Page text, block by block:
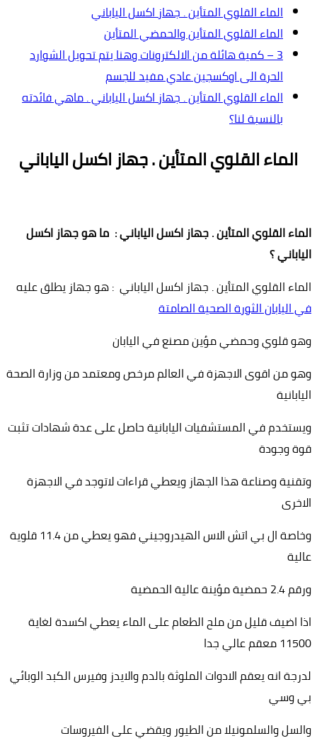
الماء القلوي المتأين . جهاز اكسل الياباني
الماء القلوي المتأين والحمضي المتأين
3 – كمية هائلة من الالكترونات وهنا يتم تحويل الشوارد
الحرة الى اوكسجين عادي مفيد للجسم
الماء القلوي المتأين . جهاز اكسل الياباني . ماهي فائدته
بالنسبة لنا؟
الماء القلوي المتأين . جهاز اكسل الياباني
الماء القلوي المتأين . جهاز اكسل الياباني : ما هو جهاز اكسل
الياباني ؟
الماء القلوي المتأين . جهاز اكسل الياباني : هو جهاز يطلق عليه
في اليابان الثورة الصحية الصامتة
وهو قلوي وحمضي مؤين مصنع في اليابان
وهو من اقوى الاجهزة في العالم مرخص ومعتمد من وزارة الصحة
اليابانية
ويستخدم في المستشفيات اليابانية حاصل على عدة شهادات تثبت
قوة وجودة
وتقنية وصناعة هذا الجهاز ويعطي قراءات لاتوجد في الاجهزة
الاخرى
وخاصة ال بي اتش الاس الهيدروجيني فهو يعطي من 11.4 قلوية
عالية
ورقم 2.4 حمضية مؤينة عالية الحمضية
اذا اضيف قليل من ملح الطعام على الماء يعطي اكسدة لغاية
11500 معقم عالي جدا
لدرجة انه يعقم الادوات الملوثة بالدم والايدز وفيرس الكبد الوبائي
بي وسي
والسل والسلمونيلا من الطيور ويقضي على الفيروسات